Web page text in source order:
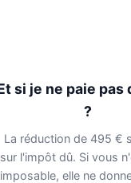
si je ne paie pas
?
La réduction de 495 €
sur l'impôt dû. Si vous
imposable, elle ne